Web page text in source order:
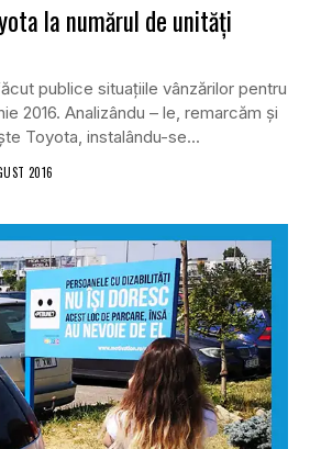
la numărul de unități
publice situațiile vânzărilor pentru
2016. Analizându – le, remarcăm și
Toyota, instalându-se...
2016